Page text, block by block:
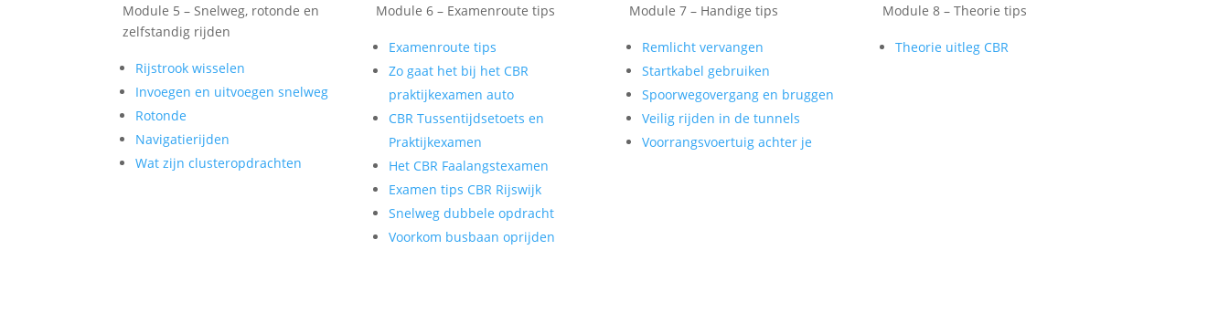
Module 5 – Snelweg, rotonde en
zelfstandig rijden
Rijstrook wisselen
Invoegen en uitvoegen snelweg
Rotonde
Navigatierijden
Wat zijn clusteropdrachten
Module 6 – Examenroute tips
Examenroute tips
Zo gaat het bij het CBR
praktijkexamen auto
CBR Tussentijdsetoets en
Praktijkexamen
Het CBR Faalangstexamen
Examen tips CBR Rijswijk
Snelweg dubbele opdracht
Voorkom busbaan oprijden
Module 7 – Handige tips
Remlicht vervangen
Startkabel gebruiken
Spoorwegovergang en bruggen
Veilig rijden in de tunnels
Voorrangsvoertuig achter je
Module 8 – Theorie tips
Theorie uitleg CBR